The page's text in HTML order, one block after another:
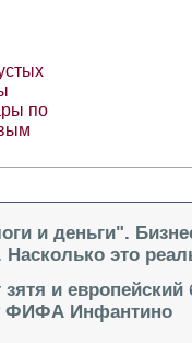
по
и деньги".
это
и
ФИФА Инфантино